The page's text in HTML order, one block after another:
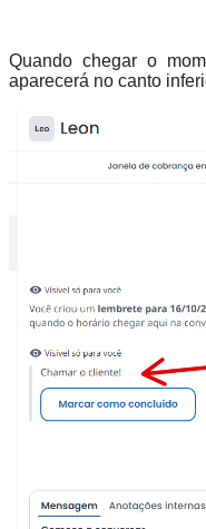
Quando chegar o
aparecerá no canto